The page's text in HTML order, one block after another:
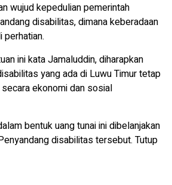
wujud kepedulian pemerintah
disabilitas, dimana keberadaan
ini kata Jamaluddin, diharapkan
yang ada di Luwu Timur tetap
ekonomi dan sosial
bentuk uang tunai ini dibelanjakan
disabilitas tersebut. Tutup